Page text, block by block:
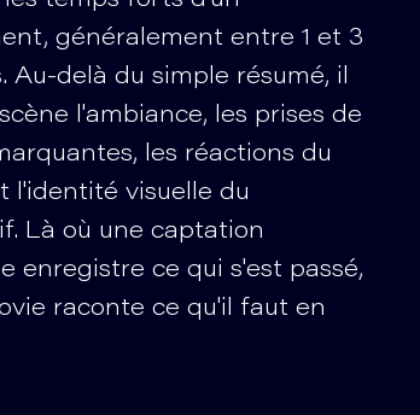
généralement entre 1 et 3
Au-delà du simple résumé, il
l'ambiance, les prises de
les réactions du
l'identité visuelle du
Là où une captation
enregistre ce qui s'est passé,
raconte ce qu'il faut en